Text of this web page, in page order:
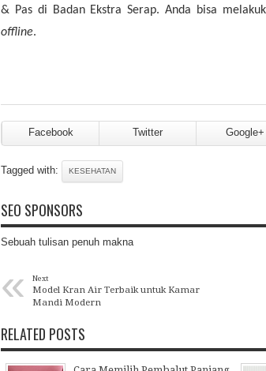
& Pas di Badan Ekstra Serap. Anda bisa
offline.
Facebook Twitter Google+
Tagged with: KESEHATAN
SEO SPONSORS
Sebuah tulisan penuh makna
« Next
Model Kran Air Terbaik untuk Kamar
Mandi Modern
RELATED POSTS